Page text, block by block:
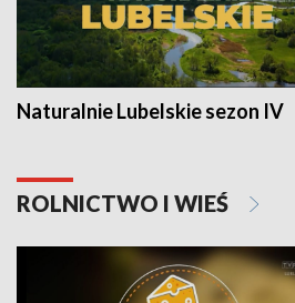
Naturalnie Lubelskie sezon IV
ROLNICTWO I WIEŚ